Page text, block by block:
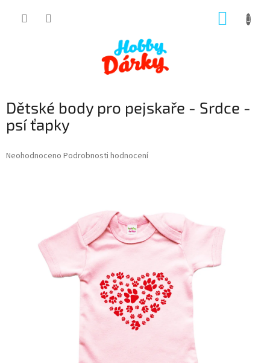
Dětské body pro pejskaře - Srdce -
psí ťapky
Průměrné
Neohodnoceno Podrobnosti hodnocení